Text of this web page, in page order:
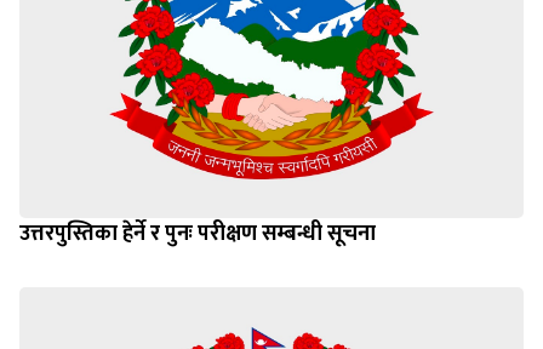
उत्तरपुस्तिका हेर्ने र पुनः परीक्षण सम्बन्धी सूचना